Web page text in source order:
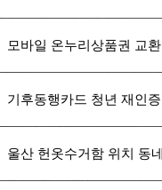
모바일 온누리상품권 교
기후동행카드 청년 재인
울산 헌옷수거함 위치 동